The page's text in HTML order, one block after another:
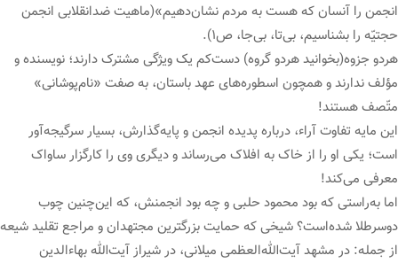
انجمن را آنسان که هست به مردم نشان‌دهیم»(ماهیت ضدانقلابی انجمن
حجتیّه را بشناسیم، بی‌تا، بی‌جا، ص۱).
هردو جزوه(بخوانید هردو گروه) دست‌کم یک ویژگی مشترک دارند؛ نویسنده و
مؤلف ندارند و همچون اسطوره‌های عهد باستان، به صفت «نام‌پوشانی»
متّصف هستند!
این مایه تفاوت آراء، درباره پدیده انجمن و پایه‌گذارش، بسیار سرگیجه‌آور
است؛ یکی او را از خاک به افلاک می‌رساند و دیگری وی را کارگزار ساواک
معرفی می‌کند!
اما به‌راستی که بود محمود حلبی و چه بود انجمنش، که این‌چنین چوب
دوسرطلا شده‌است؟ شیخی که حمایت بزرگترین مجتهدان و مراجع تقلید شیعه
از جمله: در مشهد آیت‌الله‌العظمی میلانی، در شیراز آیت‌الله بهاءالدین